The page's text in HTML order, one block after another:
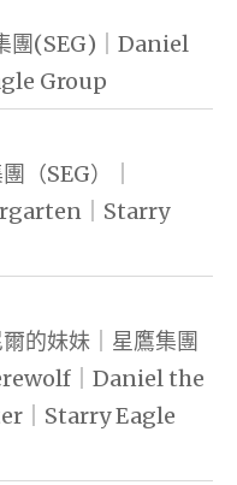
團(SEG)｜Daniel
Group
（SEG）｜
｜Starry
的妹妹｜星鷹集團
｜Daniel the
｜Starry Eagle